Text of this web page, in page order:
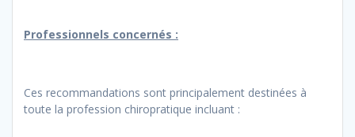
Professionnels concernés :
Ces recommandations sont principalement destinées à
toute la profession chiropratique incluant :